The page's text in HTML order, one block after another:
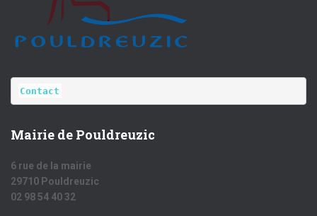
Contact
Mairie de Pouldreuzic
6 rue de la mairie
29710 Pouldreuzic
02 98 54 40 32